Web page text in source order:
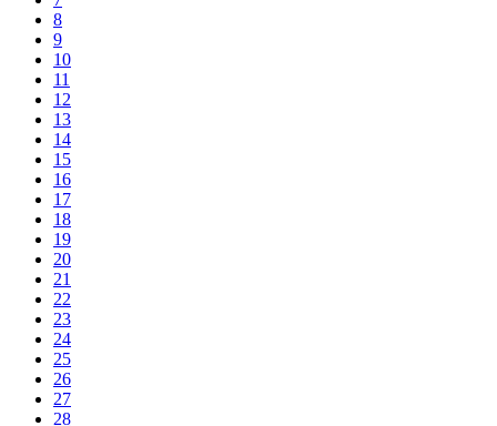
8
9
10
11
12
13
14
15
16
17
18
19
20
21
22
23
24
25
26
27
28